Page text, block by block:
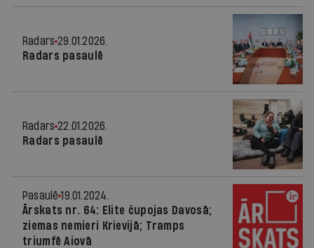
Radars 29.01.2026.
Radars pasaulē
Radars 22.01.2026.
Radars pasaulē
Pasaulē 19.01.2024.
Ārskats nr. 64: Elite čupojas Davosā;
ziemas nemieri Krievijā; Tramps
triumfē Aiovā